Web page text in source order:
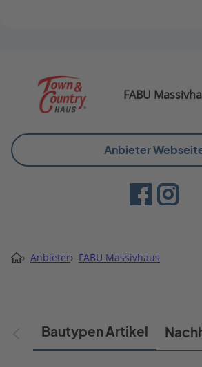
FABU
Anbieter
› Anbieter› FABU Massivhaus
Bautypen Artikel